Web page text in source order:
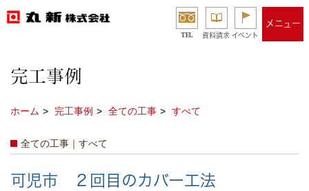
TEL 資料請求 イベント
メニュー
完工事例
ホーム 完工事例 全ての工事 すべて
全ての工事｜すべて
可児市 ２回目のカバー工法